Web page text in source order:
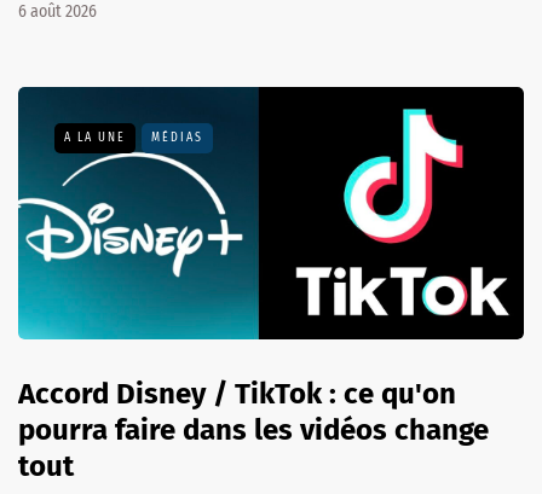
6 août 2026
A LA UNE MÉDIAS
Accord Disney / TikTok : ce qu'on
pourra faire dans les vidéos change
tout